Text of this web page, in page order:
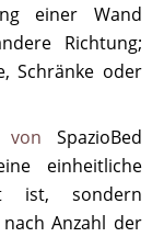
einer Wand
Richtung;
Schränke oder
von SpazioBed
einheitliche
ist, sondern
Anzahl der